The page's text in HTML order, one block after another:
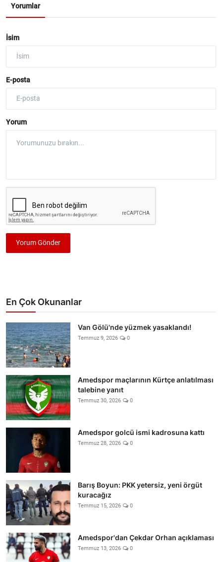
Yorumlar
İsim
E-posta
Yorum
Yorum Gönder
En Çok Okunanlar
Van Gölü'nde yüzmek yasaklandı!
Temmuz 9, 2026 0
Amedspor maçlarının Kürtçe anlatılması
talebine yanıt
Temmuz 30, 2026 0
Amedspor golcü ismi kadrosuna kattı
Temmuz 28, 2026 0
Barış Boyun: PKK yetersiz, yeni örgüt
kuracağız
Temmuz 15, 2026 0
Amedspor'dan Çekdar Orhan açıklaması
Temmuz 13, 2026 0